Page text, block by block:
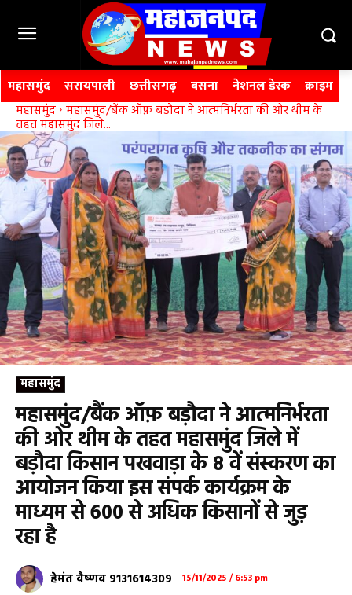
महासमुंद सरायपाली छत्तीसगढ़ बसना नेशनल डेस्क क्राइम
महासमुंद महासमुंद/बैंक ऑफ़ बड़ौदा ने आत्मनिर्भरता की ओर थीम के
तहत महासमुंद जिले...
महासमुंद
महासमुंद/बैंक ऑफ़ बड़ौदा ने आत्मनिर्भरता
की ओर थीम के तहत महासमुंद जिले में
बड़ौदा किसान पखवाड़ा के 8 वें संस्करण का
आयोजन किया इस संपर्क कार्यक्रम के
माध्यम से 600 से अधिक किसानों से जुड़
रहा है
हेमंत वैष्णव 9131614309 15/11/2025 / 6:53 pm